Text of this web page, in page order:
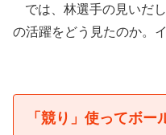
では、林選手の見いだ
の活躍をどう見たのか。
「競り」使ってボー